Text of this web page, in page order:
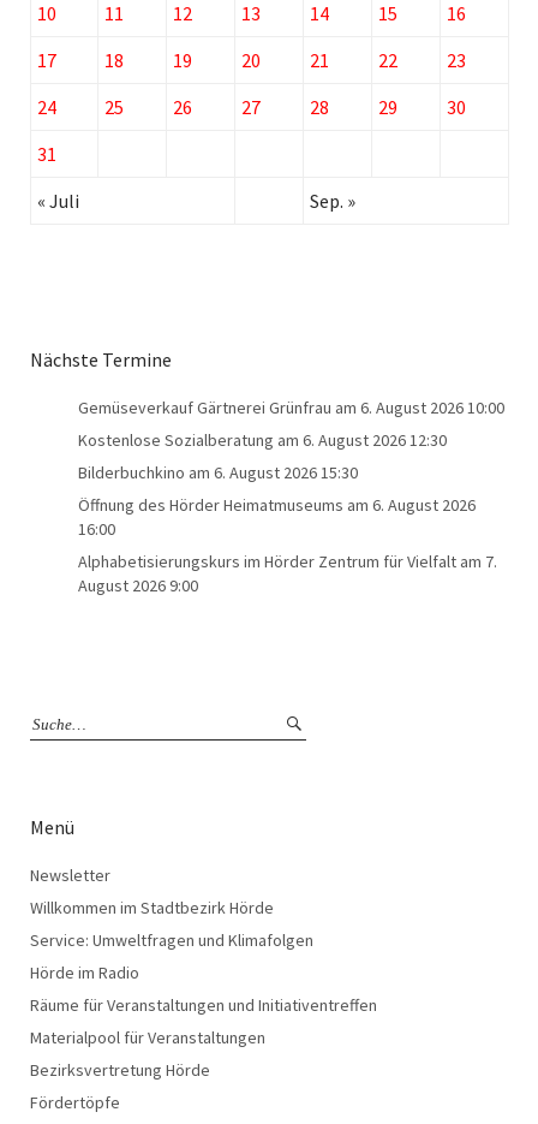
10
11 12 13 14 15
16
17
18 19 20 21 22
23
24
25 26 27 28 29
30
31
« Juli
Sep. »
Nächste Termine
Gemüseverkauf Gärtnerei Grünfrau am 6. August 2026 10:00
Kostenlose Sozialberatung am 6. August 2026 12:30
Bilderbuchkino am 6. August 2026 15:30
Öffnung des Hörder Heimatmuseums am 6. August 2026
16:00
Alphabetisierungskurs im Hörder Zentrum für Vielfalt am 7.
August 2026 9:00
Menü
Newsletter
Willkommen im Stadtbezirk Hörde
Service: Umweltfragen und Klimafolgen
Hörde im Radio
Räume für Veranstaltungen und Initiativentreffen
Materialpool für Veranstaltungen
Bezirksvertretung Hörde
Fördertöpfe